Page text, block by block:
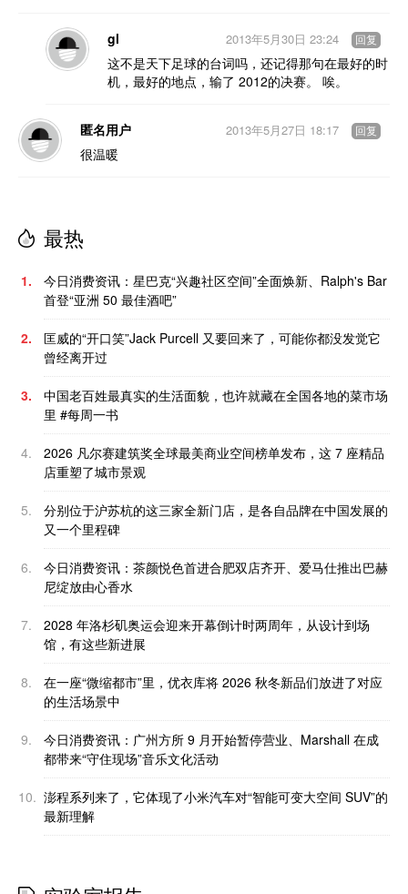
gl
这不是天下足球的台词吗，还记得那句在最好的时
机，最好的地点，输了 2012的决赛。 唉。
2013年5月30日 23:24 回复
匿名用户
很温暖
2013年5月27日 18:17 回复
最热
1.
今日消费资讯：星巴克“兴趣社区空间”全面焕新、Ralph's Bar
首登“亚洲 50 最佳酒吧”
2.
匡威的“开口笑”Jack Purcell 又要回来了，可能你都没发觉它
曾经离开过
3.
中国老百姓最真实的生活面貌，也许就藏在全国各地的菜市场
里 #每周一书
4.
2026 凡尔赛建筑奖全球最美商业空间榜单发布，这 7 座精品
店重塑了城市景观
5.
分别位于沪苏杭的这三家全新门店，是各自品牌在中国发展的
又一个里程碑
6.
今日消费资讯：茶颜悦色首进合肥双店齐开、爱马仕推出巴赫
尼绽放由心香水
7.
2028 年洛杉矶奥运会迎来开幕倒计时两周年，从设计到场
馆，有这些新进展
8.
在一座“微缩都市”里，优衣库将 2026 秋冬新品们放进了对应
的生活场景中
9.
今日消费资讯：广州方所 9 月开始暂停营业、Marshall 在成
都带来“守住现场”音乐文化活动
10. 澎程系列来了，它体现了小米汽车对“智能可变大空间 SUV”的
最新理解